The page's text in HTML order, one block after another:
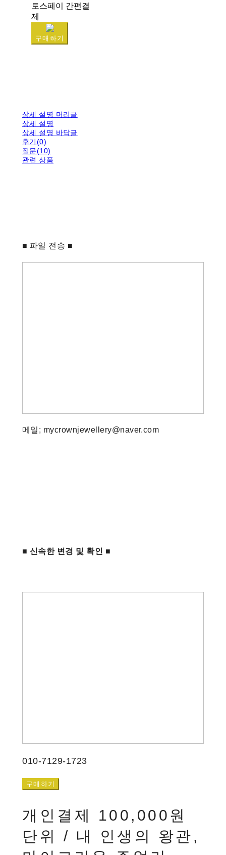
토스페이 간편결
제
구매하기
상세 설명 머리글
상세 설명
상세 설명 바닥글
후기(0)
질문(10)
관련 상품
■ 파일 전송 ■
메일; mycrownjewellery@naver.com
■ 신속한 변경 및 확인 ■
010-7129-1723
구매하기
개인결제 100,000원
단위 / 내 인생의 왕관,